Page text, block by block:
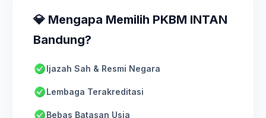
💎 Mengapa Memilih PKBM INTAN
Bandung?
Ijazah Sah & Resmi Negara
Lembaga Terakreditasi
Bebas Batasan Usia